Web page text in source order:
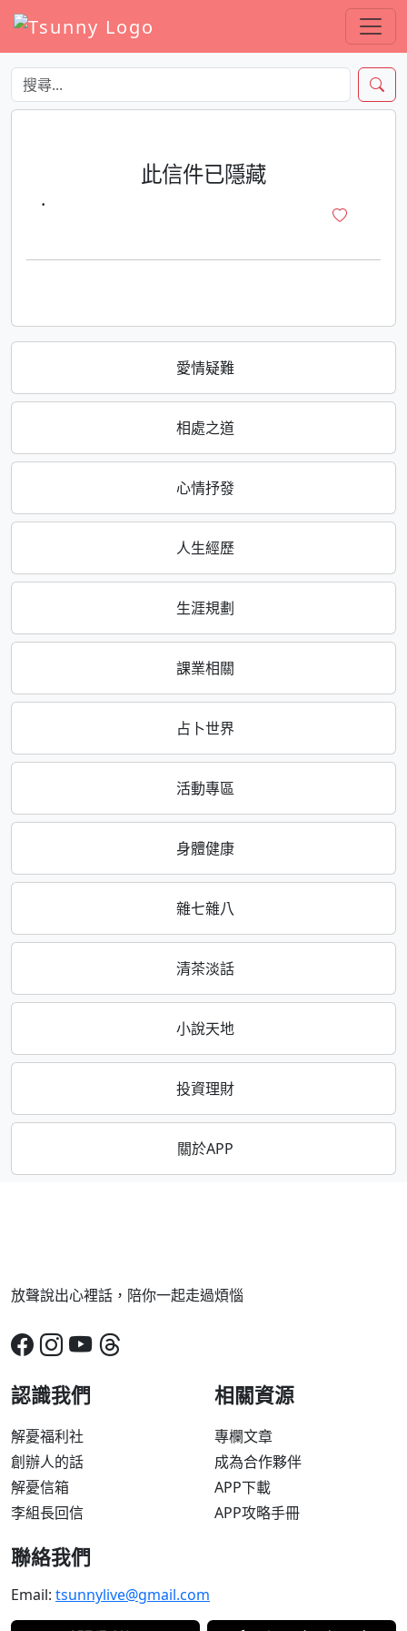
愛情疑難
相處之道
心情抒發
人生經歷
生涯規劃
課業相關
占卜世界
活動專區
身體健康
雜七雜八
清茶淡話
小說天地
投資理財
關於APP
此信件已隱藏
·
放聲說出心裡話，陪你一起走過煩惱
認識我們
解憂福利社
創辦人的話
解憂信箱
李組長回信
相關資源
專欄文章
成為合作夥伴
APP下載
APP攻略手冊
聯絡我們
Email: tsunnylive@gmail.com